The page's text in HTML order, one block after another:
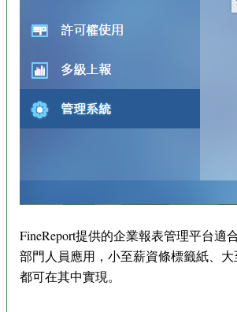
FineReport提供的企業報表管理平台適
部門人員應用，小至薪資條標籤紙、大
都可在其中實現。